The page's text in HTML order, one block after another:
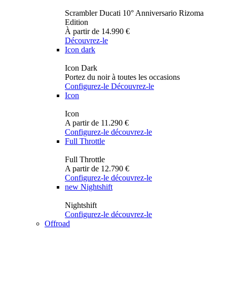
Scrambler Ducati 10° Anniversario Rizoma
Edition
À partir de 14.990 €
Découvrez-le
Icon dark
Icon Dark
Portez du noir à toutes les occasions
Configurez-le Découvrez-le
Icon
Icon
A partir de 11.290 €
Configurez-le découvrez-le
Full Throttle
Full Throttle
A partir de 12.790 €
Configurez-le découvrez-le
new Nightshift
Nightshift
Configurez-le découvrez-le
Offroad